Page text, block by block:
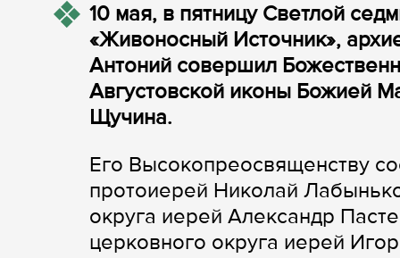
10 мая, в пятницу Светлой
«Живоносный Источник»,
Антоний совершил
Августовской иконы Божией
Щучина.
Его Высокопреосвященству
протоиерей Николай
округа иерей Александр
церковного округа иерей